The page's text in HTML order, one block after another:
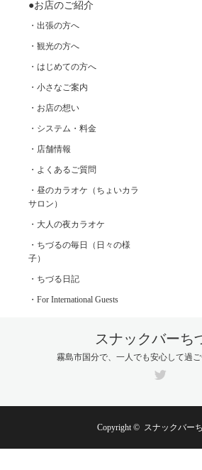
●お店のご紹介
・出張の方へ
・観光の方へ
・はじめての方へ
・小さなご案内
・お店の想い
・システム・料金
・店舗情報
・よくあるご質問
・昼のカラオケ（ちょいカラ
サロン）
・大人の夜カラオケ
・ちづるの毎日（日々の様
子）
・ちづる日記
・For International Guests
スナックバーち
霧島市国分で、一人でも安心して過
Copyright © スナックバー